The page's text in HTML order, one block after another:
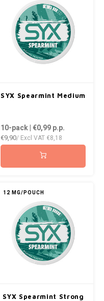
SYX Spearmint Medium
10-pack | €0,99p.p.
€9,90/ Excl VAT €8,18
12 MG/POUCH
SYX Spearmint Strong